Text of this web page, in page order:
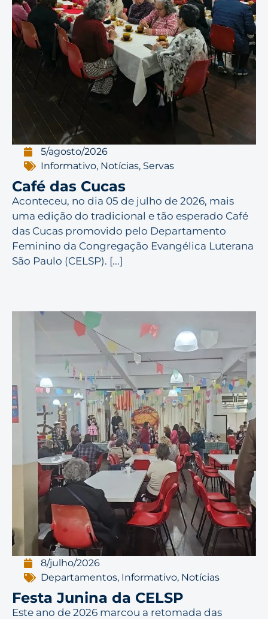
5/agosto/2026
Informativo, Notícias, Servas
Café das Cucas
Aconteceu, no dia 05 de julho de 2026, mais
uma edição do tradicional e tão esperado Café
das Cucas promovido pelo Departamento
Feminino da Congregação Evangélica Luterana
São Paulo (CELSP). [...]
8/julho/2026
Departamentos, Informativo, Notícias
Festa Junina da CELSP
Este ano de 2026 marcou a retomada das